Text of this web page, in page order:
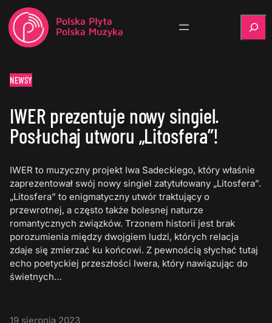
NEWSY
IWER prezentuje nowy singiel.
Posłuchaj utworu „Litosfera”!
IWER to muzyczny projekt Iwa Sadeckiego, który właśnie
zaprezentował swój nowy singiel zatytułowany „Litosfera”.
„Litosfera” to enigmatyczny utwór traktujący o
przewrotnej, a często także bolesnej naturze
romantycznych związków. Trzonem historii jest brak
porozumienia między dwojgiem ludzi, których relacja
zdaje się zmierzać ku końcowi. Z pewnością słychać tutaj
echo poetyckiej przeszłości Iwera, który nawiązując do
świetnych…
19 sierpnia 2023